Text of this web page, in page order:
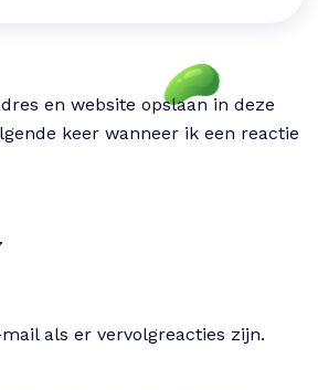
en website opslaan in deze
keer wanneer ik een reactie
als er vervolgreacties zijn.